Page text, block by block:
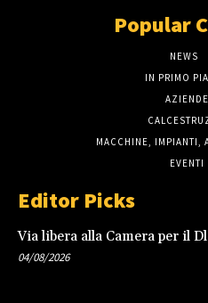
Popular
NEWS
IN PRIMO
AZIENDE
MACCHINE, IMPIANTI,
EVENTI
Editor Picks
Via libera alla Camera per il
04/08/2026